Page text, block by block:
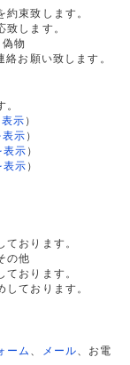
約束致します。
致します。
物
お願い致します。
。
示 ）
示 ）
表示 ）
表示 ）
ております。
の他
おります。
ております。
ーム メール 、お電